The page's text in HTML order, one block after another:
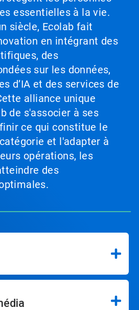
essentielles à la vie.
siècle, Ecolab fait
en intégrant des
des
sur les données,
d’IA et des services de
alliance unique
de s'associer à ses
ce qui constitue le
et l'adapter à
opérations, les
des